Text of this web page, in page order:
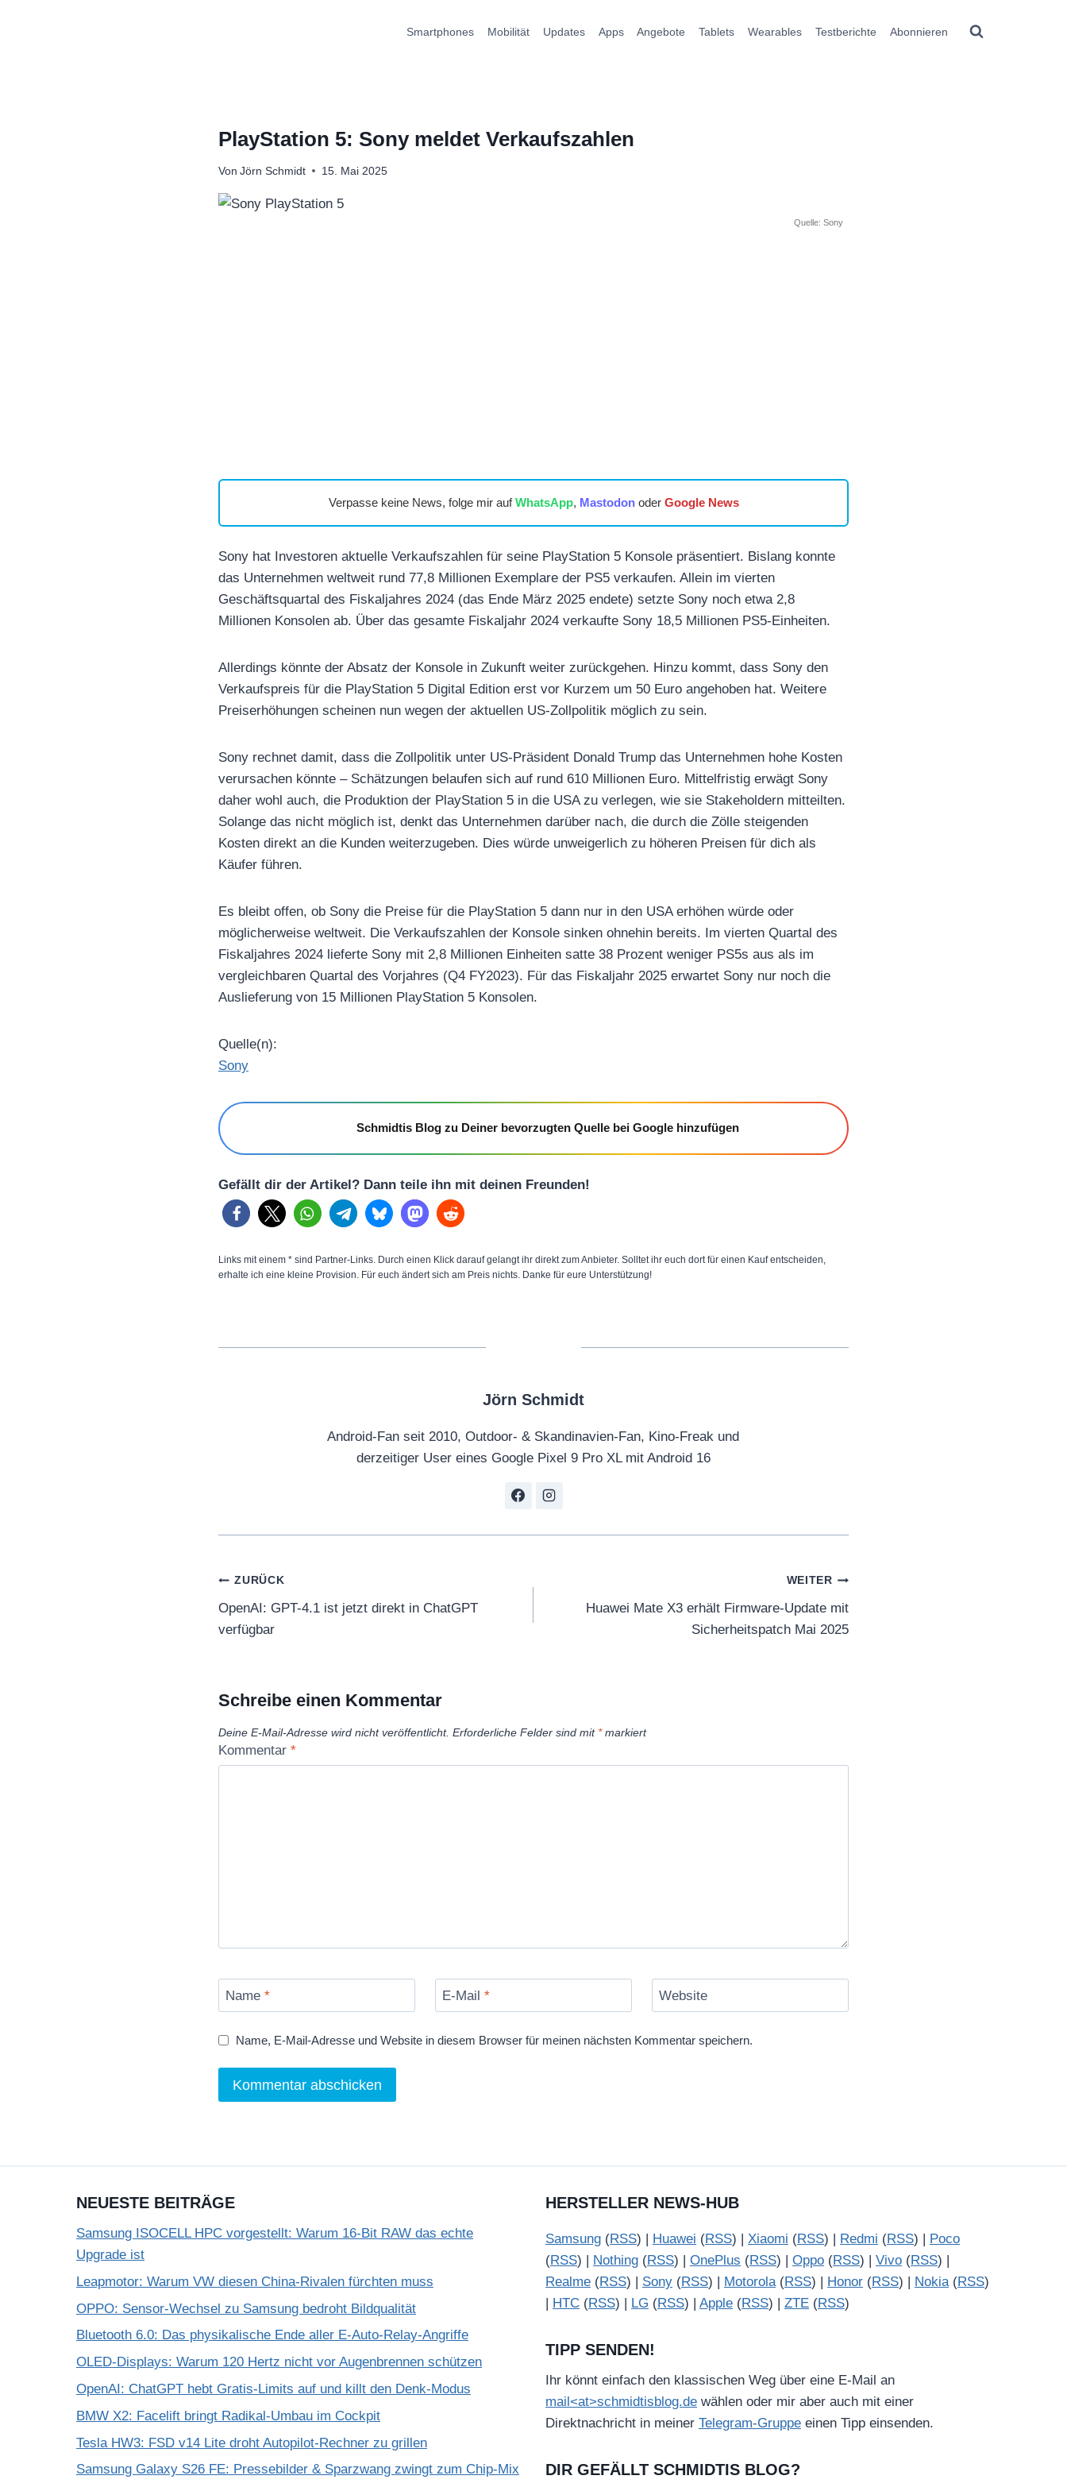
Smartphones Mobilität Updates Apps Angebote Tablets Wearables Testberichte Abonnieren
PlayStation 5: Sony meldet Verkaufszahlen
Von Jörn Schmidt 15. Mai 2025
Quelle: Sony
Verpasse keine News, folge mir aufWhatsApp, Mastodonoder Google News
Sony hat Investoren aktuelle Verkaufszahlen für seine PlayStation 5 Konsole präsentiert. Bislang konnte
das Unternehmen weltweit rund 77,8 Millionen Exemplare der PS5 verkaufen. Allein im vierten
Geschäftsquartal des Fiskaljahres 2024 (das Ende März 2025 endete) setzte Sony noch etwa 2,8
Millionen Konsolen ab. Über das gesamte Fiskaljahr 2024 verkaufte Sony 18,5 Millionen PS5-Einheiten.
Allerdings könnte der Absatz der Konsole in Zukunft weiter zurückgehen. Hinzu kommt, dass Sony den
Verkaufspreis für die PlayStation 5 Digital Edition erst vor Kurzem um 50 Euro angehoben hat. Weitere
Preiserhöhungen scheinen nun wegen der aktuellen US-Zollpolitik möglich zu sein.
Sony rechnet damit, dass die Zollpolitik unter US-Präsident Donald Trump das Unternehmen hohe Kosten
verursachen könnte – Schätzungen belaufen sich auf rund 610 Millionen Euro. Mittelfristig erwägt Sony
daher wohl auch, die Produktion der PlayStation 5 in die USA zu verlegen, wie sie Stakeholdern mitteilten.
Solange das nicht möglich ist, denkt das Unternehmen darüber nach, die durch die Zölle steigenden
Kosten direkt an die Kunden weiterzugeben. Dies würde unweigerlich zu höheren Preisen für dich als
Käufer führen.
Es bleibt offen, ob Sony die Preise für die PlayStation 5 dann nur in den USA erhöhen würde oder
möglicherweise weltweit. Die Verkaufszahlen der Konsole sinken ohnehin bereits. Im vierten Quartal des
Fiskaljahres 2024 lieferte Sony mit 2,8 Millionen Einheiten satte 38 Prozent weniger PS5s aus als im
vergleichbaren Quartal des Vorjahres (Q4 FY2023). Für das Fiskaljahr 2025 erwartet Sony nur noch die
Auslieferung von 15 Millionen PlayStation 5 Konsolen.
Quelle(n):
Sony
Schmidtis Blog zu Deiner bevorzugten Quelle bei Google hinzufügen
Gefällt dir der Artikel? Dann teile ihn mit deinen Freunden!
Links mit einem * sind Partner-Links. Durch einen Klick darauf gelangt ihr direkt zum Anbieter. Solltet ihr euch dort für einen Kauf entscheiden,
erhalte ich eine kleine Provision. Für euch ändert sich am Preis nichts. Danke für eure Unterstützung!
Jörn Schmidt
Android-Fan seit 2010, Outdoor- & Skandinavien-Fan, Kino-Freak und
derzeitiger User eines Google Pixel 9 Pro XL mit Android 16
Beitragsnavigation
ZURÜCK
OpenAI: GPT-4.1 ist jetzt direkt in ChatGPT
verfügbar
WEITER
Huawei Mate X3 erhält Firmware-Update mit
Sicherheitspatch Mai 2025
Schreibe einen Kommentar
Deine E-Mail-Adresse wird nicht veröffentlicht. Erforderliche Felder sind mit *markiert
Kommentar *
Name * E-Mail * Website
Name, E-Mail-Adresse und Website in diesem Browser für meinen nächsten Kommentar speichern.
NEUESTE BEITRÄGE
Samsung ISOCELL HPC vorgestellt: Warum 16-Bit RAW das echte
Upgrade ist
Leapmotor: Warum VW diesen China-Rivalen fürchten muss
OPPO: Sensor-Wechsel zu Samsung bedroht Bildqualität
Bluetooth 6.0: Das physikalische Ende aller E-Auto-Relay-Angriffe
OLED-Displays: Warum 120 Hertz nicht vor Augenbrennen schützen
OpenAI: ChatGPT hebt Gratis-Limits auf und killt den Denk-Modus
BMW X2: Facelift bringt Radikal-Umbau im Cockpit
Tesla HW3: FSD v14 Lite droht Autopilot-Rechner zu grillen
Samsung Galaxy S26 FE: Pressebilder & Sparzwang zwingt zum Chip-Mix
HERSTELLER NEWS-HUB
Samsung (RSS) | Huawei (RSS) | Xiaomi (RSS) | Redmi (RSS) | Poco
(RSS) | Nothing (RSS) | OnePlus (RSS) | Oppo (RSS) | Vivo (RSS) |
Realme (RSS) | Sony (RSS) | Motorola(RSS) | Honor (RSS) | Nokia(RSS)
| HTC (RSS) | LG (RSS) | Apple (RSS) | ZTE (RSS)
TIPP SENDEN!
Ihr könnt einfach den klassischen Weg über eine E-Mail an
mail<at>schmidtisblog.de wählen oder mir aber auch mit einer
Direktnachricht in meiner Telegram-Gruppe einen Tipp einsenden.
DIR GEFÄLLT SCHMIDTIS BLOG?